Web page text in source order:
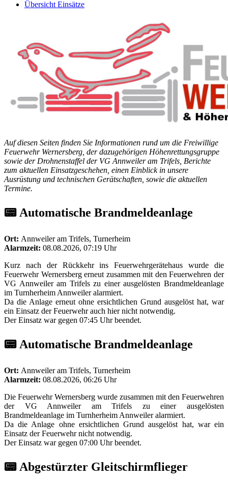
Übersicht Einsätze
Auf diesen Seiten finden Sie Informationen rund um die Freiwillige
Feuerwehr Wernersberg, der dazugehörigen Höhenrettungsgruppe
sowie der Drohnenstaffel der VG Annweiler am Trifels, Berichte
zum aktuellen Einsatzgeschehen, einen Einblick in unsere
Ausrüstung und technischen Gerätschaften, sowie die aktuellen
Termine.
📟 Automatische Brandmeldeanlage
Ort: Annweiler am Trifels, Turnerheim
Alarmzeit: 08.08.2026, 07:19 Uhr
Kurz nach der Rückkehr ins Feuerwehrgerätehaus wurde die
Feuerwehr Wernersberg erneut zusammen mit den Feuerwehren der
VG Annweiler am Trifels zu einer ausgelösten Brandmeldeanlage
im Turnherheim Annweiler alarmiert.
Da die Anlage erneut ohne ersichtlichen Grund ausgelöst hat, war
ein Einsatz der Feuerwehr auch hier nicht notwendig.
Der Einsatz war gegen 07:45 Uhr beendet.
📟 Automatische Brandmeldeanlage
Ort: Annweiler am Trifels, Turnerheim
Alarmzeit: 08.08.2026, 06:26 Uhr
Die Feuerwehr Wernersberg wurde zusammen mit den Feuerwehren
der VG Annweiler am Trifels zu einer ausgelösten
Brandmeldeanlage im Turnherheim Annweiler alarmiert.
Da die Anlage ohne ersichtlichen Grund ausgelöst hat, war ein
Einsatz der Feuerwehr nicht notwendig.
Der Einsatz war gegen 07:00 Uhr beendet.
📟 Abgestürzter Gleitschirmflieger